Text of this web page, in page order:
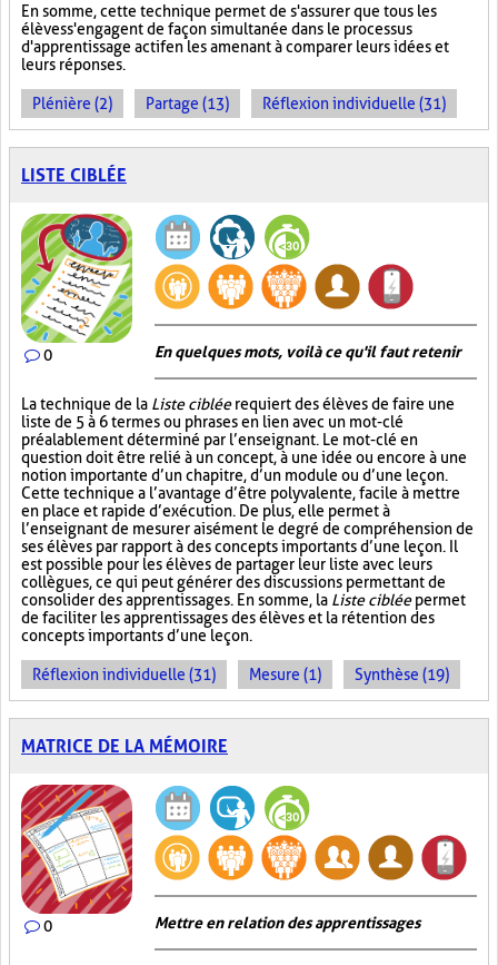
En somme, cette technique permet de s'assurer que tous les
élèves s'engagent de façon simultanée dans le processus
d'apprentissage actif en les amenant à comparer leurs idées et
leurs réponses.
Plénière (2) Partage (13) Réflexion individuelle (31)
LISTE CIBLÉE
0 En quelques mots, voilà ce qu'il faut retenir
La technique de la Liste cibléerequiert des élèves de faire une
liste de 5 à 6 termes ou phrases en lien avec un mot-clé
préalablement déterminé par l’enseignant. Le mot-clé en
question doit être relié à un concept, à une idée ou encore à une
notion importante d’un chapitre, d’un module ou d’une leçon.
Cette technique a l’avantage d’être polyvalente, facile à mettre
en place et rapide d’exécution. De plus, elle permet à
l’enseignant de mesurer aisément le degré de compréhension de
ses élèves par rapport à des concepts importants d’une leçon. Il
est possible pour les élèves de partager leur liste avec leurs
collègues, ce qui peut générer des discussions permettant de
consolider des apprentissages. En somme, la Liste cibléepermet
de faciliter les apprentissages des élèves et la rétention des
concepts importants d’une leçon.
Réflexion individuelle (31) Mesure (1) Synthèse (19)
MATRICE DE LA MÉMOIRE
0 Mettre en relation des apprentissages